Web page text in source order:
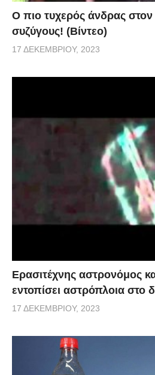
Ο πιο τυχερός άνδρας στον
συζύγους! (Βίντεο)
17 ΔΕΚΕΜΒΡΊΟΥ, 2023
Ερασιτέχνης αστρονόμος
εντοπίσει αστρόπλοια στο
17 ΔΕΚΕΜΒΡΊΟΥ, 2023